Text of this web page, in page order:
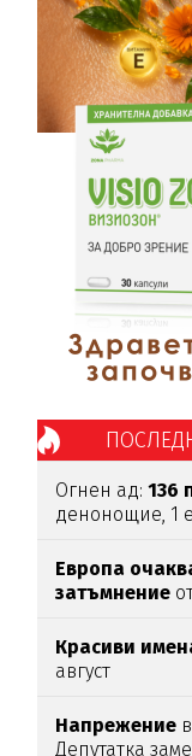
Огнен ад:136
денонощие, 1 е
Европа
затъмнение
Красиви
август
Напрежение
Депутатка